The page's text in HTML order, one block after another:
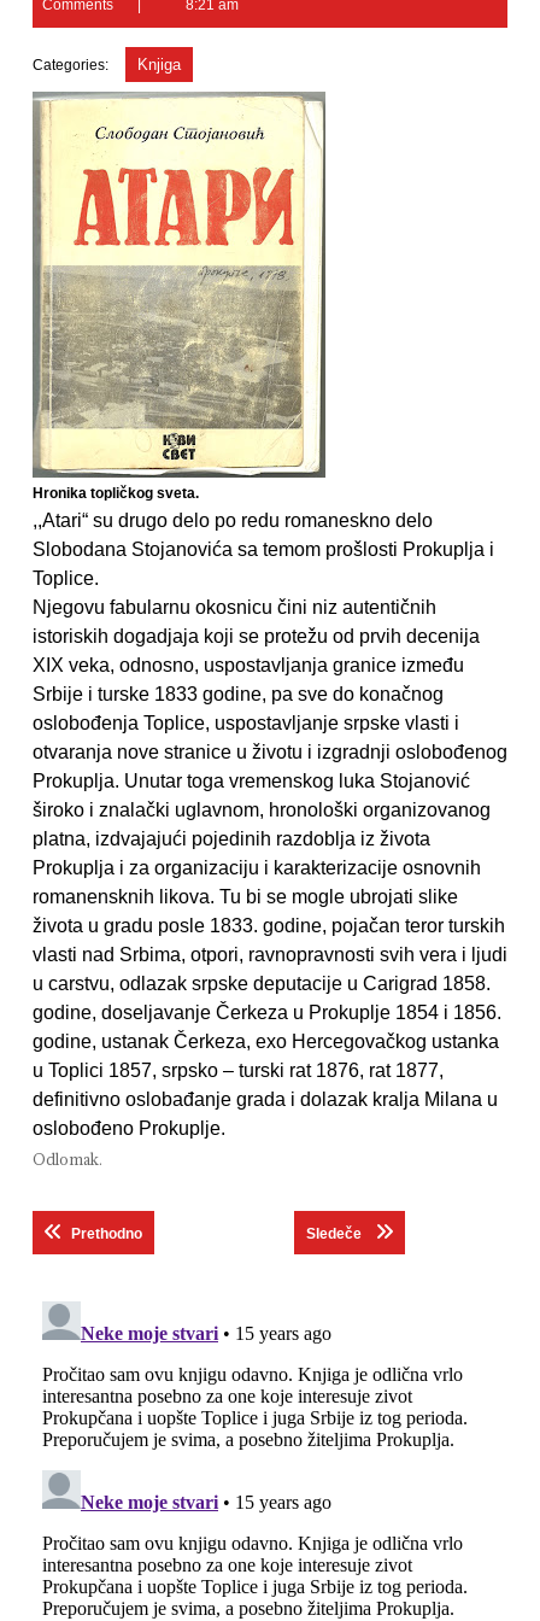
2010
Comments
8:21 am
Categories: Knjiga
Hronika topličkog sveta.
,,Atari“ su drugo delo po redu romaneskno delo
Slobodana Stojanovića sa temom prošlosti Prokuplja i
Toplice.
Njegovu fabularnu okosnicu čini niz autentičnih
istoriskih dogadjaja koji se protežu od prvih decenija
XIX veka, odnosno, uspostavljanja granice između
Srbije i turske 1833 godine, pa sve do konačnog
oslobođenja Toplice, uspostavljanje srpske vlasti i
otvaranja nove stranice u životu i izgradnji oslobođenog
Prokuplja. Unutar toga vremenskog luka Stojanović
široko i znalački uglavnom, hronološki organizovanog
platna, izdvajajući pojedinih razdoblja iz života
Prokuplja i za organizaciju i karakterizacije osnovnih
romanensknih likova. Tu bi se mogle ubrojati slike
života u gradu posle 1833. godine, pojačan teror turskih
vlasti nad Srbima, otpori, ravnopravnosti svih vera i ljudi
u carstvu, odlazak srpske deputacije u Carigrad 1858.
godine, doseljavanje Čerkeza u Prokuplje 1854 i 1856.
godine, ustanak Čerkeza, exo Hercegovačkog ustanka
u Toplici 1857, srpsko – turski rat 1876, rat 1877,
definitivno oslobađanje grada i dolazak kralja Milana u
oslobođeno Prokuplje.
Odlomak.
Кретање
чланка
PrethodnoPrevious post: Sledeče Next post: